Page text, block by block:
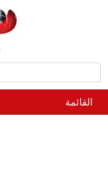
القائمة